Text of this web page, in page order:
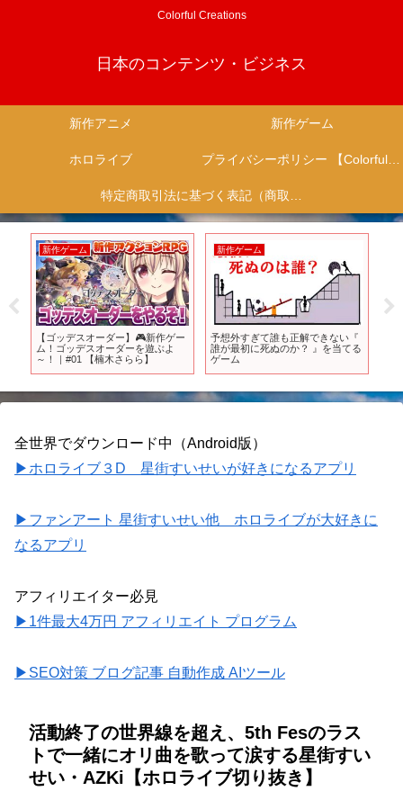
Colorful Creations
日本のコンテンツ・ビジネス
新作アニメ 新作ゲーム
ホロライブ プライバシーポリシー 【Colorful Creation】
特定商取引法に基づく表記（商取引に関する開示）
新作ゲーム
【ゴッデスオーダー】🎮新作ゲー
ム！ゴッデスオーダーを遊ぶよ
～！｜#01 【楠木さらら】
新作ゲーム
予想外すぎて誰も正解できない『
誰が最初に死ぬのか？ 』を当てる
ゲーム
全世界でダウンロード中（Android版）
▶ホロライブ３D 星街すいせいが好きになるアプリ
▶ファンアート 星街すいせい他 ホロライブが大好きに
なるアプリ
アフィリエイター必見
▶1件最大4万円 アフィリエイト プログラム
▶SEO対策 ブログ記事 自動作成 AIツール
活動終了の世界線を超え、5th Fesのラス
トで一緒にオリ曲を歌って涙する星街すい
せい・AZKi【ホロライブ切り抜き】